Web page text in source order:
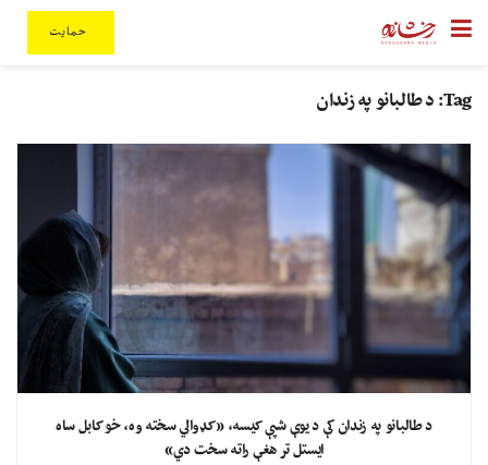
حمایت
Tag: د طالبانو په زندان
د طالبانو په زندان کې د یوې شپې کیسه، «کډوالي سخته وه، خو کابل ساه
ایستل تر هغې راته سخت دي»